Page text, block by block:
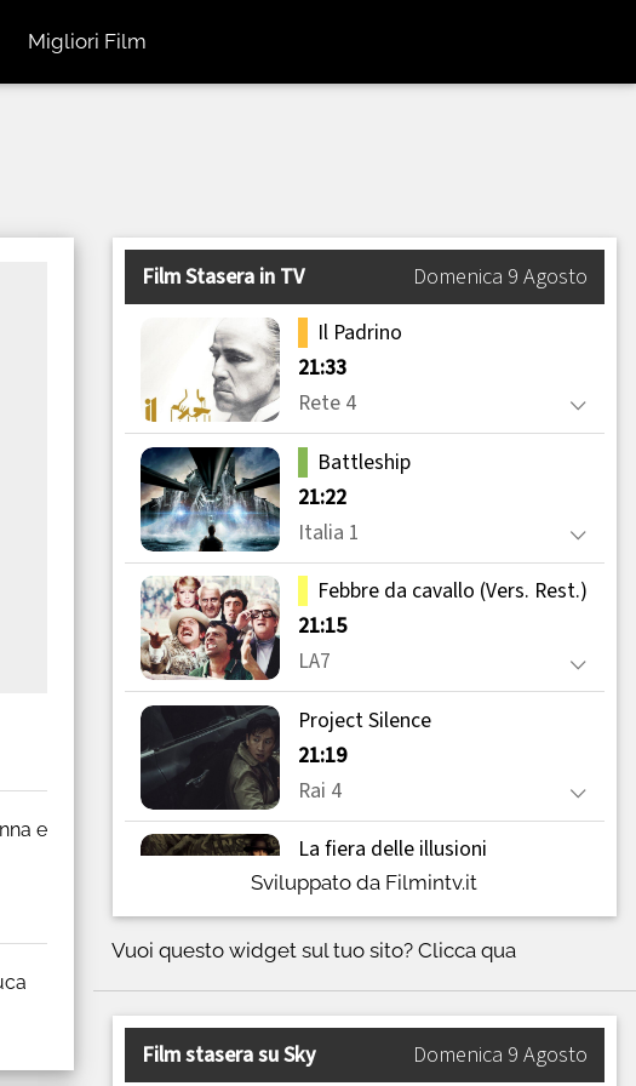
Migliori Film
e
Sviluppato da Filmintv.it
Vuoi questo widget sul tuo sito? Clicca qua